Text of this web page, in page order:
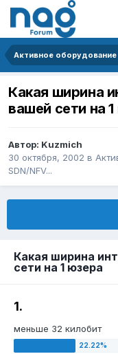
Какая ширина
вашей сети на
Автор: Kuzmich
30 октября, 2002 в
SDN/NFV...
Какая ширина
сети на 1 юзера
1.
меньше 32 килобит